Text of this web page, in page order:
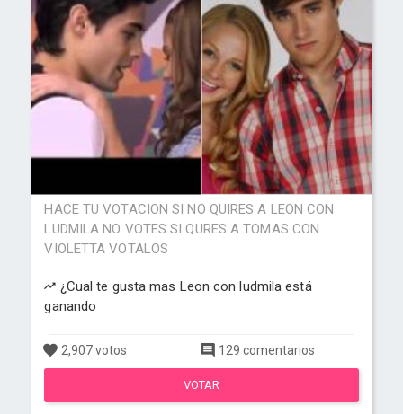
HACE TU VOTACION SI NO QUIRES A LEON CON
LUDMILA NO VOTES SI QURES A TOMAS CON
VIOLETTA VOTALOS
¿Cual te gusta mas Leon con ludmila está
ganando
2,907 votos 129 comentarios
VOTAR